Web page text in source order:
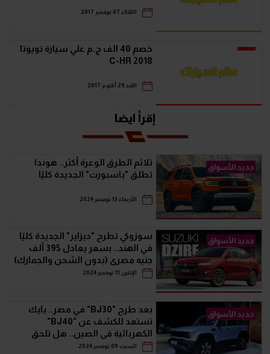
الثلاثاء 07 نوفمبر 2017
خصم 40 الف ج.م علي سيارة تويوتا
C-HR 2018
الأحد 29 أكتوبر 2017
إقرأ ايضا
جديد الأسواق
تلائم الطرق الوعرة أكثر.. هوندا
تطلق "باسبورت" الجديدة كليًا
الأربعاء 13 نوفمبر 2024
جديد الأسواق
سوزوكي تطرح "ديزاير" الجديدة كليًا
في الهند.. بسعر يعادل 395 ألف
جنيه مصري (بدون الشحن والجمارك)
الإثنين 11 نوفمبر 2024
جديد الأسواق
بعد طرح "BJ30" في مصر.. بايك
تستعد للكشف عن "BJ40"
الكهربائية في الصين.. هل تلحق
بشقيقتها قريبا؟
السبت 09 نوفمبر 2024